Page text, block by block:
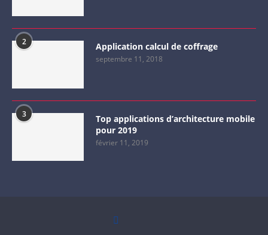
2 Application calcul de coffrage
septembre 11, 2018
3
Top applications d’architecture mobile
pour 2019
février 11, 2019